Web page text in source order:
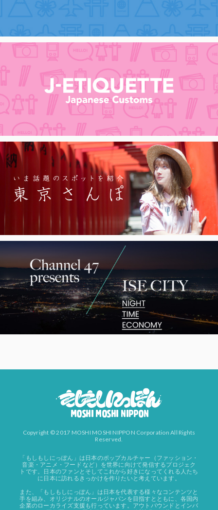
Copyright © 2017 MOSHI MOSHI NIPPON Corporation All Rights
Reserved.
「もしもしにっぽん」は日本のポップカルチャー（ファッション・
音楽・アニメ・フード など）を世界に向けて発信するプロジェク
トです。日本のファンとそしてこれから好きになってくれる人たち
に日本に訪れるきっかけを作りたいと考えています。
また、「もしもしにっぽん」は日本を代表する様々なコンテンツと
手を組み、オリジナルのオールジャパンを目指すとともに、各国内
企業のローカライズ支援も行っています。アウトバウンドとインバ